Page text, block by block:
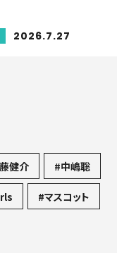
2026.7.27
健介 #中嶋聡
#マスコット